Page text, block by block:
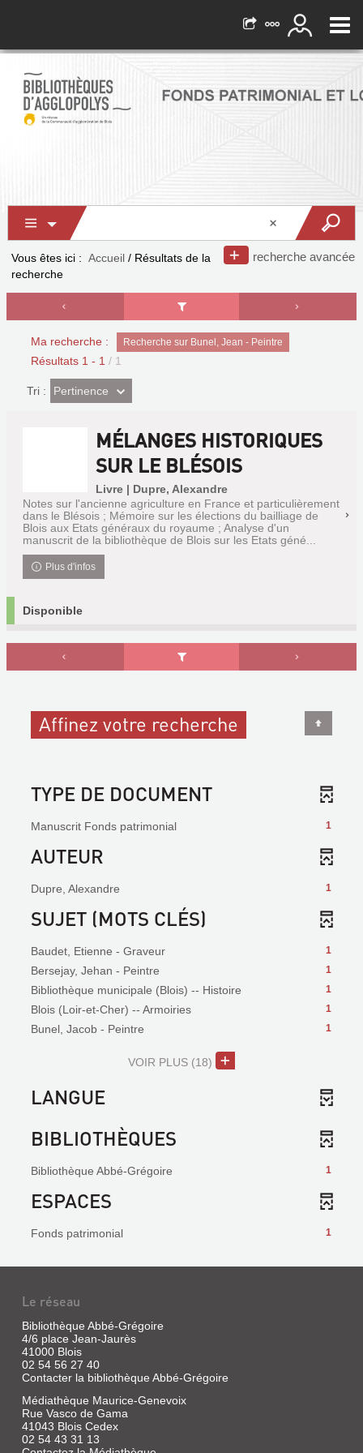
recherche avancée
Vous êtes ici : Accueil / Résultats de la
recherche
Ma recherche : Recherche sur Bunel, Jean - Peintre
Résultats 1 - 1 / 1
Tri : (Effet
imédiat)
Pertinence
MÉLANGES HISTORIQUES
SUR LE BLÉSOIS
Livre | Dupre, Alexandre
Notes sur l'ancienne agriculture en France et particulièrement
dans le Blésois ; Mémoire sur les élections du bailliage de
Blois aux Etats généraux du royaume ; Analyse d'un
manuscrit de la bibliothèque de Blois sur les Etats géné...
Plus d'infos
Disponible
Affinez votre recherche
TYPE DE DOCUMENT
1
Manuscrit Fonds patrimonial
AUTEUR
1
Dupre, Alexandre
SUJET (MOTS CLÉS)
1
Baudet, Etienne - Graveur
1
Bersejay, Jehan - Peintre
1
Bibliothèque municipale (Blois) -- Histoire
1
Blois (Loir-et-Cher) -- Armoiries
1
Bunel, Jacob - Peintre
VOIR PLUS (18)
LANGUE
BIBLIOTHÈQUES
1
Bibliothèque Abbé-Grégoire
ESPACES
1
Fonds patrimonial
Le réseau
Bibliothèque Abbé-Grégoire
4/6 place Jean-Jaurès
41000 Blois
02 54 56 27 40
Contacter la bibliothèque Abbé-Grégoire
Médiathèque Maurice-Genevoix
Rue Vasco de Gama
41043 Blois Cedex
02 54 43 31 13